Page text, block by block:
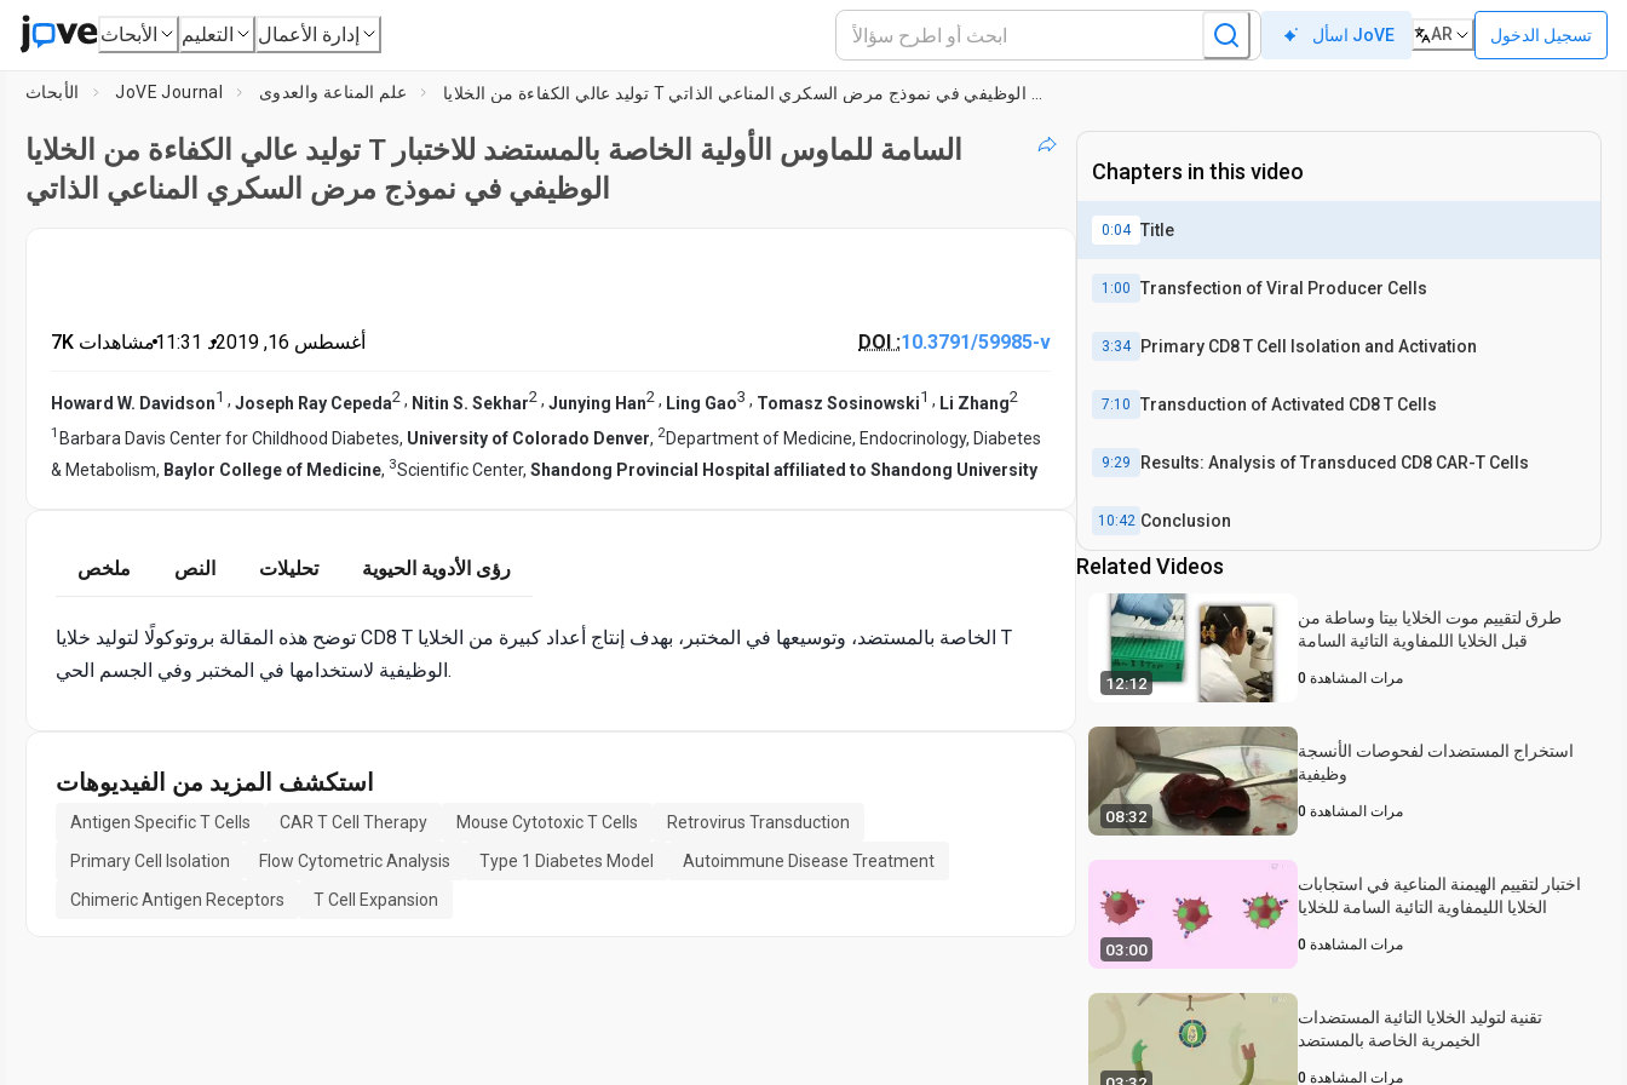
الأبحاث التعليم إدارة الأعمال اسأل JoVE AR تسجيل الدخول
الأبحاث JoVE Journal علم المناعة والعدوى
توليد عالي الكفاءة من الخلايا T السامة للماوس الأولية الخاصة بالمستضد للاختبار
الوظيفي في نموذج مرض السكري المناعي الذاتي
7K مشاهدات•11:31 د• أغسطس 16, 2019 DOI :10.3791/59985-v
Howard W. Davidson1 , Joseph Ray Cepeda2 , Nitin S. Sekhar2 , Junying Han2 , Ling Gao3 , Tomasz Sosinowski1 , Li Zhang2
1 Barbara Davis Center for Childhood Diabetes, University of Colorado Denver, 2Department of Medicine, Endocrinology, Diabetes
& Metabolism, Baylor College of Medicine, 3Scientific Center, Shandong Provincial Hospital affiliated to Shandong University
ملخص النص تحليلات رؤى الأدوية الحيوية
توضح هذه المقالة بروتوكولًا لتوليد خلايا CD8 T الخاصة بالمستضد، وتوسيعها في المختبر، بهدف إنتاج أعداد كبيرة من الخلايا T
الوظيفية لاستخدامها في المختبر وفي الجسم الحي.
استكشف المزيد من الفيديوهات
Antigen Specific T Cells CAR T Cell Therapy Mouse Cytotoxic T Cells
Retrovirus Transduction
Primary Cell Isolation
Flow Cytometric Analysis Type 1 Diabetes Model
Autoimmune Disease Treatment
Chimeric Antigen Receptors
T Cell Expansion
Chapters in this video
0:04 Title
1:00 Transfection of Viral Producer Cells
3:34 Primary CD8 T Cell Isolation and Activation
7:10 Transduction of Activated CD8 T Cells
9:29 Results: Analysis of Transduced CD8 CAR-T Cells
10:42 Conclusion
Related Videos
12:12
طرق لتقييم موت الخلايا بيتا وساطة من
قبل الخلايا اللمفاوية التائية السامة
0 مرات المشاهدة
08:32
استخراج المستضدات لفحوصات الأنسجة
وظيفية
0 مرات المشاهدة
03:00
اختبار لتقييم الهيمنة المناعية في استجابات
الخلايا الليمفاوية التائية السامة للخلايا
0 مرات المشاهدة
تقنية لتوليد الخلايا التائية المستضدات
الخيمرية الخاصة بالمستضد
0 مرات المشاهدة